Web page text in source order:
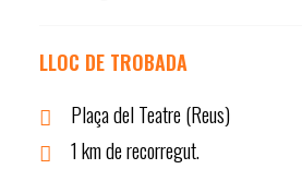
LLOC DE TROBADA
Plaça del Teatre (Reus)
1 km de recorregut.